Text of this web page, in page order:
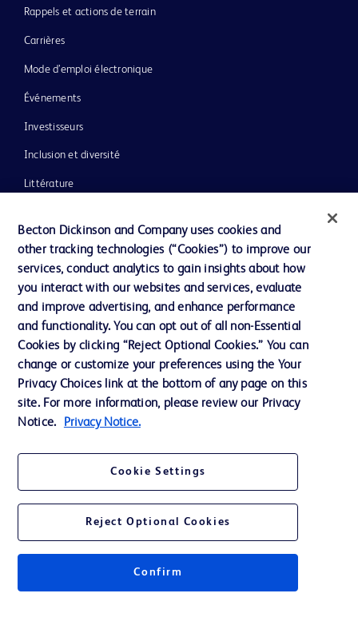
Rappels et actions de terrain
Carrières
Mode d’emploi électronique
Événements
Investisseurs
Inclusion et diversité
Littérature
Notre entreprise
Éthique et conformité
Nous contacter
Préférences en matière de cookies
Confidentialité
Accessibilité du site Web
© 2026 BD. Tous droits réservés. BD et le logo de BD sont des marques
Becton Dickinson and Company uses cookies and
other tracking technologies (“Cookies”) to improve our
services, conduct analytics to gain insights about how
you interact with our websites and services, evaluate
and improve advertising, and enhance performance
and functionality. You can opt out of all non-Essential
Cookies by clicking “Reject Optional Cookies.” You can
change or customize your preferences using the Your
Privacy Choices link at the bottom of any page on this
site. For more information, please review our Privacy
Notice.
Privacy Notice.
Cookie Settings
Reject Optional Cookies
Confirm